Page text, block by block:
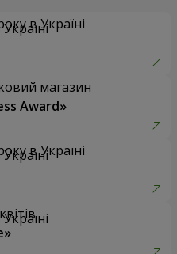
в Україні
магазин
Award»
в Україні